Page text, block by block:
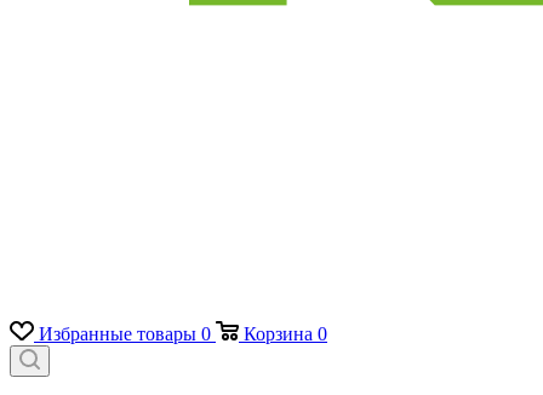
Избранные товары 0 Корзина 0